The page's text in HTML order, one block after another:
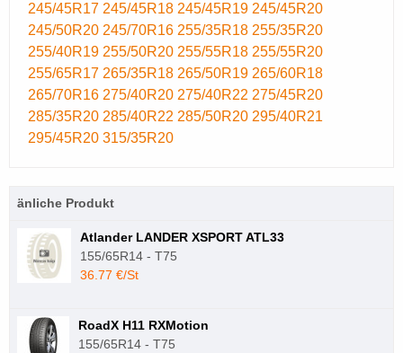
245/45R17 245/45R18 245/45R19 245/45R20
245/50R20 245/70R16 255/35R18 255/35R20
255/40R19 255/50R20 255/55R18 255/55R20
255/65R17 265/35R18 265/50R19 265/60R18
265/70R16 275/40R20 275/40R22 275/45R20
285/35R20 285/40R22 285/50R20 295/40R21
295/45R20 315/35R20
änliche Produkt
Atlander LANDER XSPORT ATL33
155/65R14 - T75
36.77 €/St
RoadX H11 RXMotion
155/65R14 - T75